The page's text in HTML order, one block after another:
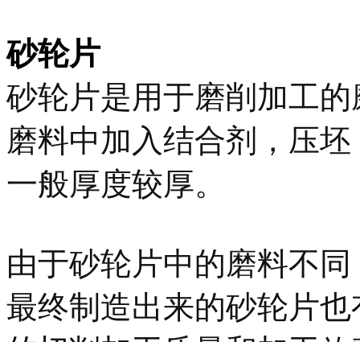
砂轮片
砂轮片是用于磨削加工
磨料中加入结合剂，压
一般厚度较厚。
由于砂轮片中的磨料不
最终制造出来的砂轮片